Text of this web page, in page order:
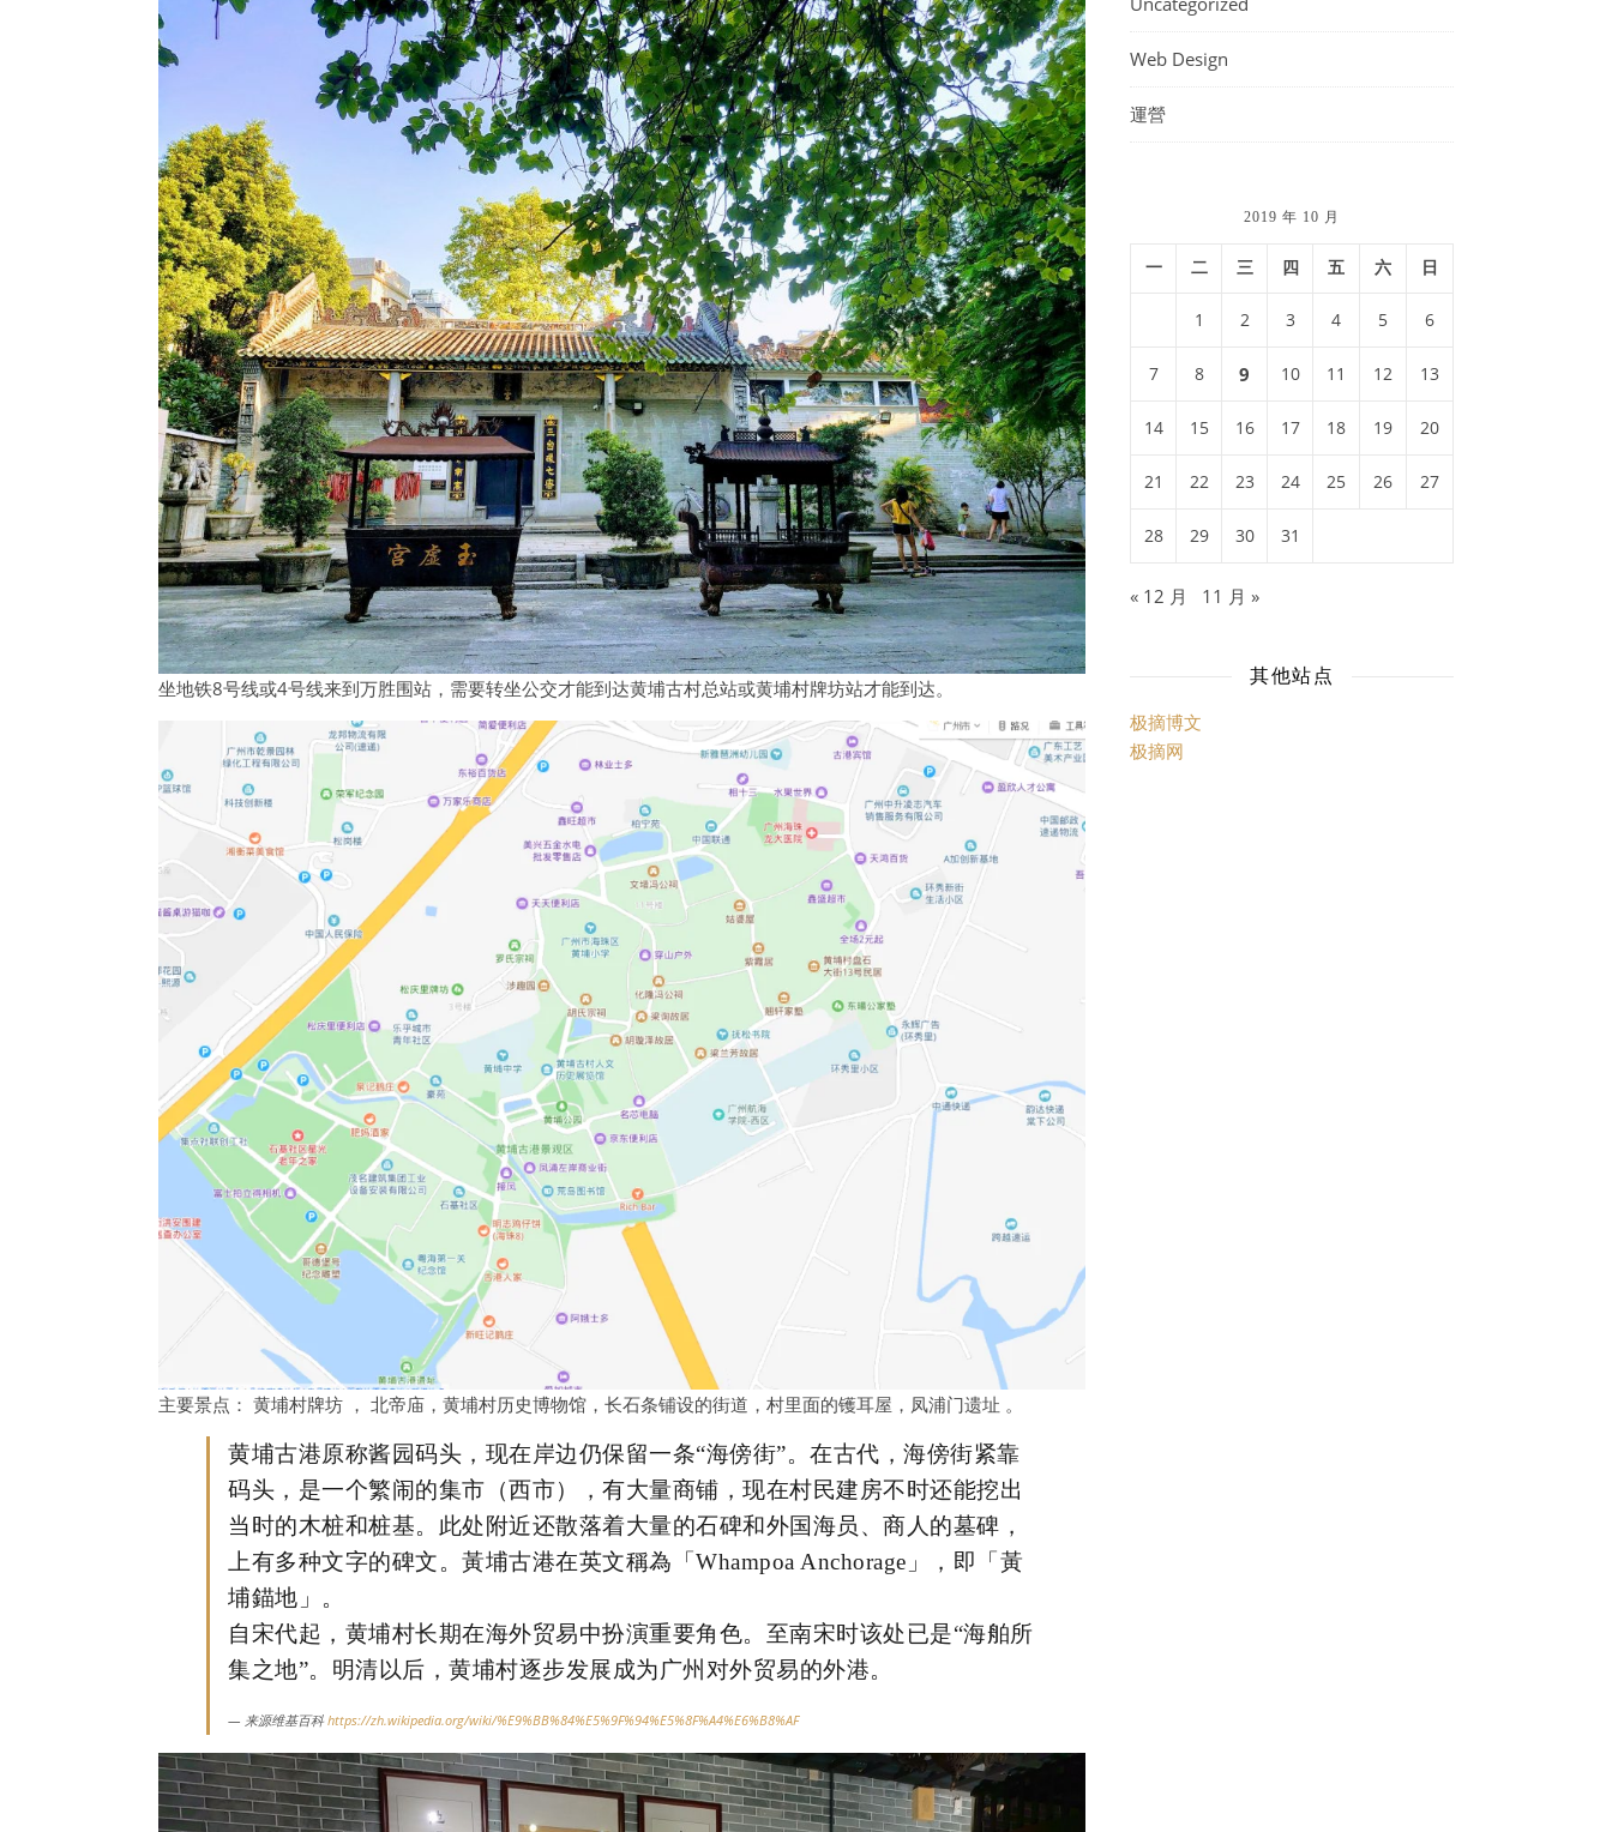
坐地铁8号线或4号线来到万胜围站，需要转坐公交才能到达黄埔古村总站或黄埔村牌坊站才能到达。
主要景点： 黄埔村牌坊 ， 北帝庙，黄埔村历史博物馆，长石条铺设的街道，村里面的镬耳屋，凤浦门遗址 。
黄埔古港原称酱园码头，现在岸边仍保留一条“海傍街”。在古代，海傍街紧靠
码头，是一个繁闹的集市（西市），有大量商铺，现在村民建房不时还能挖出
当时的木桩和桩基。此处附近还散落着大量的石碑和外国海员、商人的墓碑，
上有多种文字的碑文。黃埔古港在英文稱為「Whampoa Anchorage」，即「黃
埔錨地」。
自宋代起，黄埔村长期在海外贸易中扮演重要角色。至南宋时该处已是“海舶所
集之地”。明清以后，黄埔村逐步发展成为广州对外贸易的外港。
来源维基百科 https://zh.wikipedia.org/wiki/%E9%BB%84%E5%9F%94%E5%8F%A4%E6%B8%AF
Web Design
運營
2019 年 10 月
一 二 三 四 五 六 日
1 2 3 4 5 6
7 8 9 10 11 12 13
14 15 16 17 18 19 20
21 22 23 24 25 26 27
28 29 30 31
« 12 月 11 月 »
其他站点
极摘博文
极摘网